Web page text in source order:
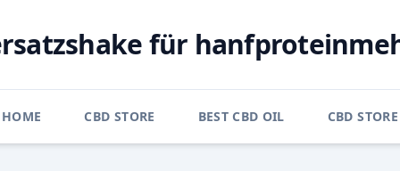
für
CBD STORE BEST CBD OIL CBD